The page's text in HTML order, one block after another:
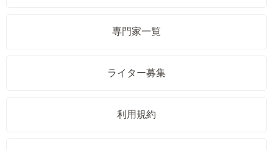
専門家一覧
ライター募集
利用規約